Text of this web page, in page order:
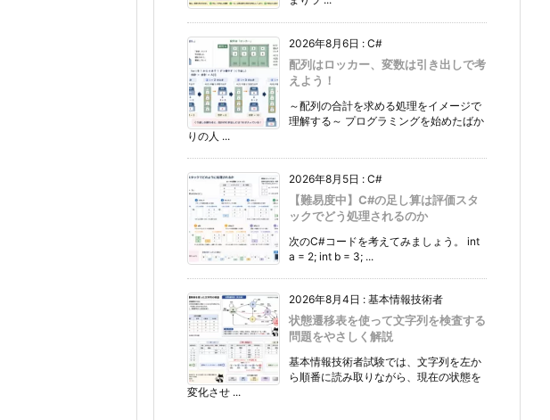
2026年8月6日 : C#
配列はロッカー、変数は引き出しで考
えよう！
～配列の合計を求める処理をイメージで
理解する～ プログラミングを始めたばか
りの人 ...
2026年8月5日 : C#
【難易度中】C#の足し算は評価スタ
ックでどう処理されるのか
次のC#コードを考えてみましょう。 int
a = 2; int b = 3; ...
2026年8月4日 : 基本情報技術者
状態遷移表を使って文字列を検査する
問題をやさしく解説
基本情報技術者試験では、文字列を左か
ら順番に読み取りながら、現在の状態を
変化させ ...